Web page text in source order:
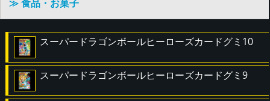
≫ 食品・お菓子
スーパードラゴンボールヒーローズカードグミ10
スーパードラゴンボールヒーローズカードグミ9